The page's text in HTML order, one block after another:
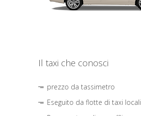
Il taxi che conosci
prezzo da tassimetro
Eseguito da flotte di taxi locali